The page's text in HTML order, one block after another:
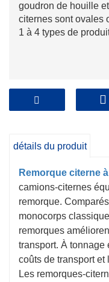
goudron de houille
citernes sont ovales
1 à 4 types de
détails du produit
Remorque citerne
camions-citernes
remorque.
monocorps
remorques
transport. À tonnage
coûts de transport et
Les remorques-